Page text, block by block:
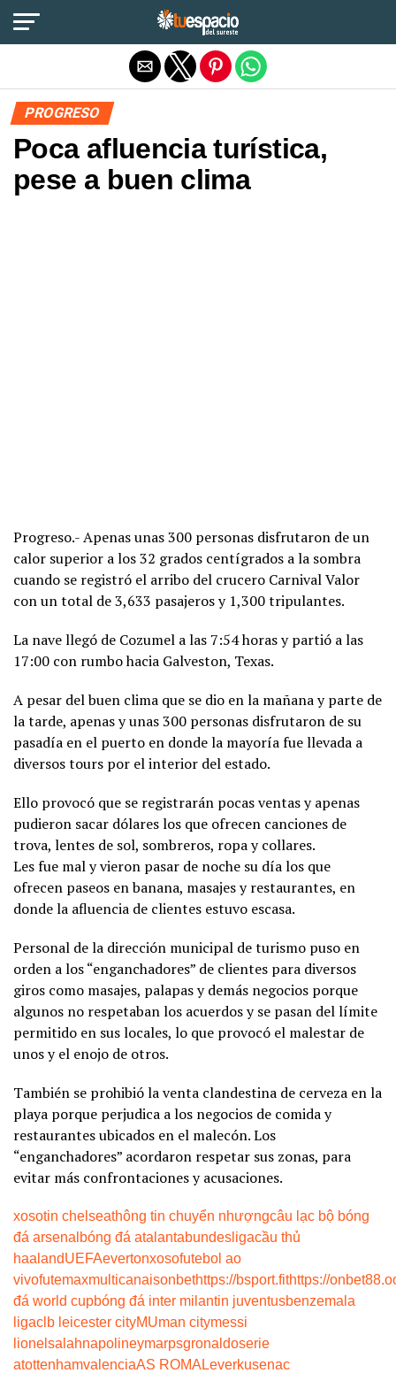
PROGRESO
Poca afluencia turística,
pese a buen clima
Progreso.- Apenas unas 300 personas disfrutaron de un
calor superior a los 32 grados centígrados a la sombra
cuando se registró el arribo del crucero Carnival Valor
con un total de 3,633 pasajeros y 1,300 tripulantes.
La nave llegó de Cozumel a las 7:54 horas y partió a las
17:00 con rumbo hacia Galveston, Texas.
A pesar del buen clima que se dio en la mañana y parte de
la tarde, apenas y unas 300 personas disfrutaron de su
pasadía en el puerto en donde la mayoría fue llevada a
diversos tours por el interior del estado.
Ello provocó que se registrarán pocas ventas y apenas
pudieron sacar dólares los que ofrecen canciones de
trova, lentes de sol, sombreros, ropa y collares.
Les fue mal y vieron pasar de noche su día los que
ofrecen paseos en banana, masajes y restaurantes, en
donde la afluencia de clientes estuvo escasa.
Personal de la dirección municipal de turismo puso en
orden a los “enganchadores” de clientes para diversos
giros como masajes, palapas y demás negocios porque
algunos no respetaban los acuerdos y se pasan del límite
permitido en sus locales, lo que provocó el malestar de
unos y el enojo de otros.
También se prohibió la venta clandestina de cerveza en la
playa porque perjudica a los negocios de comida y
restaurantes ubicados en el malecón. Los
“enganchadores” acordaron respetar sus zonas, para
evitar más confrontaciones y acusaciones.
xosotin chelseathông tin chuyển nhượngcâu lạc bộ bóng
đá arsenal bóng đá atalantabundesligacầu thủ
haalandUEFAevertonxosofutebol ao
vivofutemaxmulticanaisonbethttps://bsport.fithttps://
đá world cupbóng đá inter milantin juventusbenzema la
ligaclb leicester cityMUman citymessi
lionel salahnapolineymarpsgronaldoserie
atottenhamvalenciaAS ROMA Leverkusenac
Salir de la versión móvil